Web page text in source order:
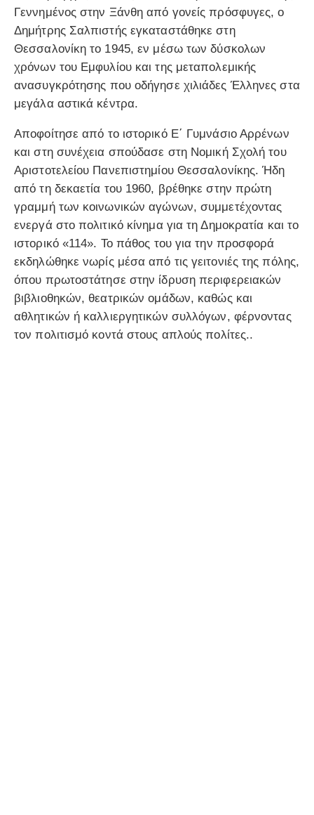
Γεννημένος στην Ξάνθη από γονείς πρόσφυγες, ο
Δημήτρης Σαλπιστής εγκαταστάθηκε στη
Θεσσαλονίκη το 1945, εν μέσω των δύσκολων
χρόνων του Εμφυλίου και της μεταπολεμικής
ανασυγκρότησης που οδήγησε χιλιάδες Έλληνες στα
μεγάλα αστικά κέντρα.
Αποφοίτησε από το ιστορικό Ε΄ Γυμνάσιο Αρρένων
και στη συνέχεια σπούδασε στη Νομική Σχολή του
Αριστοτελείου Πανεπιστημίου Θεσσαλονίκης. Ήδη
από τη δεκαετία του 1960, βρέθηκε στην πρώτη
γραμμή των κοινωνικών αγώνων, συμμετέχοντας
ενεργά στο πολιτικό κίνημα για τη Δημοκρατία και το
ιστορικό «114». Το πάθος του για την προσφορά
εκδηλώθηκε νωρίς μέσα από τις γειτονιές της πόλης,
όπου πρωτοστάτησε στην ίδρυση περιφερειακών
βιβλιοθηκών, θεατρικών ομάδων, καθώς και
αθλητικών ή καλλιεργητικών συλλόγων, φέρνοντας
τον πολιτισμό κοντά στους απλούς πολίτες..